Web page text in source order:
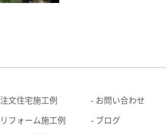
注文住宅施工例
リフォーム施工例
お問い合わせ
ブログ